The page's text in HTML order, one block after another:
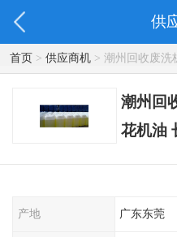
供
首页> 供应商机> 潮州回收废洗
回收 当场核价
潮州回
花机油
产地 广东东莞